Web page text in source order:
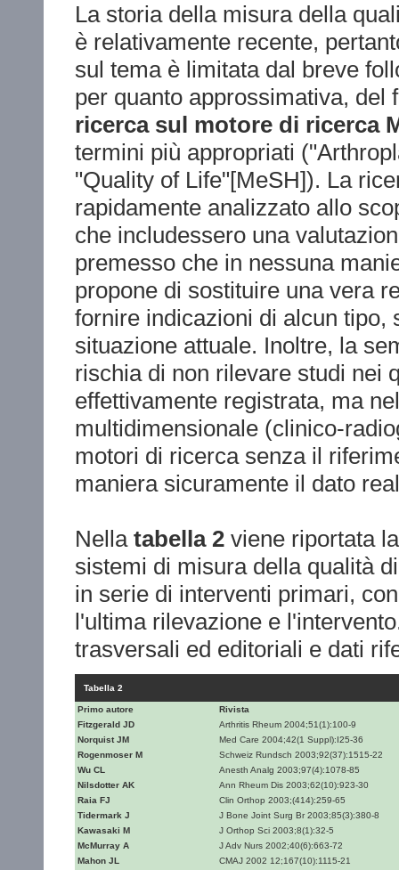
La storia della misura della
è relativamente recente,
sul tema è limitata dal breve
per quanto approssimativa, del
ricerca sul motore di ricerca
termini più appropriati
"Quality of Life"[MeSH]). La
rapidamente analizzato allo
che includessero una
premesso che in nessuna
propone di sostituire una vera
fornire indicazioni di alcun tipo,
situazione attuale. Inoltre, la
rischia di non rilevare studi nei
effettivamente registrata, ma
multidimensionale (clinico-
motori di ricerca senza il
maniera sicuramente il dato
Nella tabella 2 viene riportata
sistemi di misura della qualità
in serie di interventi primari,
l'ultima rilevazione e
trasversali ed editoriali e dati
Tabella 2
Primo autore
Rivista
Fitzgerald JD
Arthritis Rheum 2004;51(1):100-9
Norquist JM
Med Care 2004;42(1 Suppl):I25-36
Rogenmoser M
Schweiz Rundsch 2003;92(37):1515-22
Wu CL
Anesth Analg 2003;97(4):1078-85
Nilsdotter AK
Ann Rheum Dis 2003;62(10):923-30
Raia FJ
Clin Orthop 2003;(414):259-65
Tidermark J
J Bone Joint Surg Br 2003;85(3):380-8
Kawasaki M
J Orthop Sci 2003;8(1):32-5
McMurray A
J Adv Nurs 2002;40(6):663-72
Mahon JL
CMAJ 2002 12;167(10):1115-21